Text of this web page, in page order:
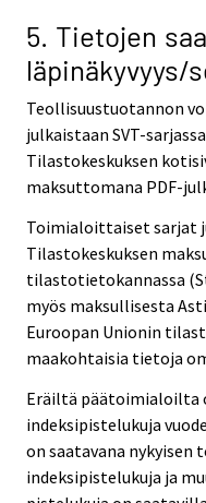
5. Tietojen
läpinäkyvyys/
Teollisuustuotannon
julkaistaan SVT-
Tilastokeskuksen
maksuttomana PDF-
Toimialoittaiset sarjat
Tilastokeskuksen
tilastotietokannassa
myös maksullisesta
Euroopan Unionin
maakohtaisia tietoja
Eräiltä päätoimialoilta
indeksipistelukuja
on saatavana nykyisen
indeksipistelukuja ja